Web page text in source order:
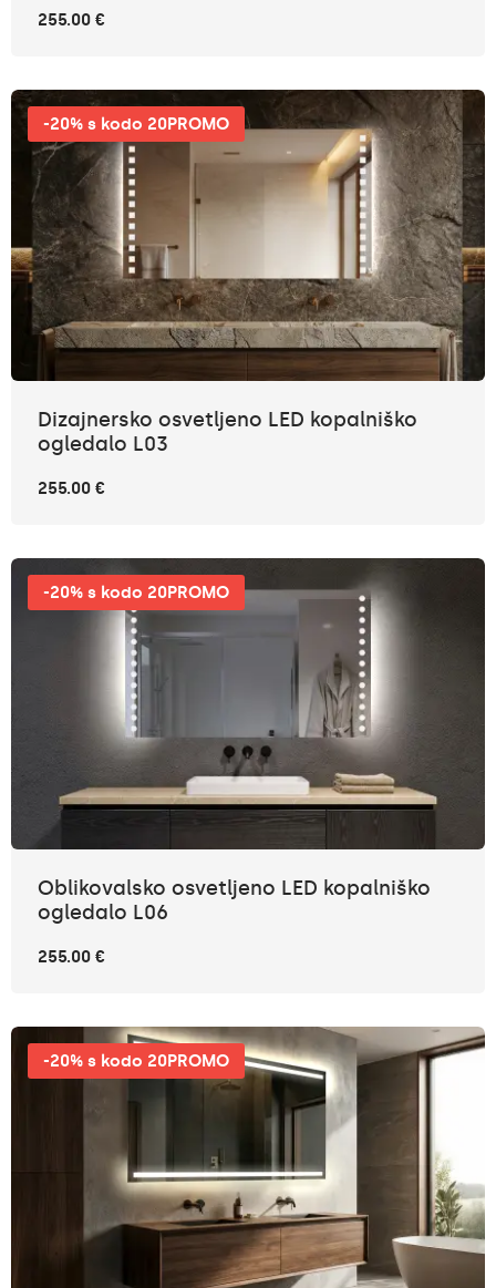
255.00 €
-20% s kodo 20PROMO
Dizajnersko osvetljeno LED kopalniško
ogledalo L03
255.00 €
-20% s kodo 20PROMO
Oblikovalsko osvetljeno LED kopalniško
ogledalo L06
255.00 €
-20% s kodo 20PROMO